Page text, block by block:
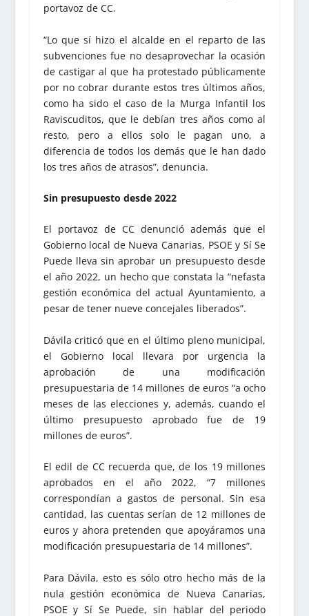
portavoz de CC.
“Lo que sí hizo el alcalde en el reparto de las
subvenciones fue no desaprovechar la ocasión
de castigar al que ha protestado públicamente
por no cobrar durante estos tres últimos años,
como ha sido el caso de la Murga Infantil los
Raviscuditos, que le debían tres años como al
resto, pero a ellos solo le pagan uno, a
diferencia de todos los demás que le han dado
los tres años de atrasos”, denuncia.
Sin presupuesto desde 2022
El portavoz de CC denunció además que el
Gobierno local de Nueva Canarias, PSOE y Sí Se
Puede lleva sin aprobar un presupuesto desde
el año 2022, un hecho que constata la “nefasta
gestión económica del actual Ayuntamiento, a
pesar de tener nueve concejales liberados”.
Dávila criticó que en el último pleno municipal,
el Gobierno local llevara por urgencia la
aprobación de una modificación
presupuestaria de 14 millones de euros “a ocho
meses de las elecciones y, además, cuando el
último presupuesto aprobado fue de 19
millones de euros”.
El edil de CC recuerda que, de los 19 millones
aprobados en el año 2022, “7 millones
correspondían a gastos de personal. Sin esa
cantidad, las cuentas serían de 12 millones de
euros y ahora pretenden que apoyáramos una
modificación presupuestaria de 14 millones”.
Para Dávila, esto es sólo otro hecho más de la
nula gestión económica de Nueva Canarias,
PSOE y Sí Se Puede, sin hablar del periodo